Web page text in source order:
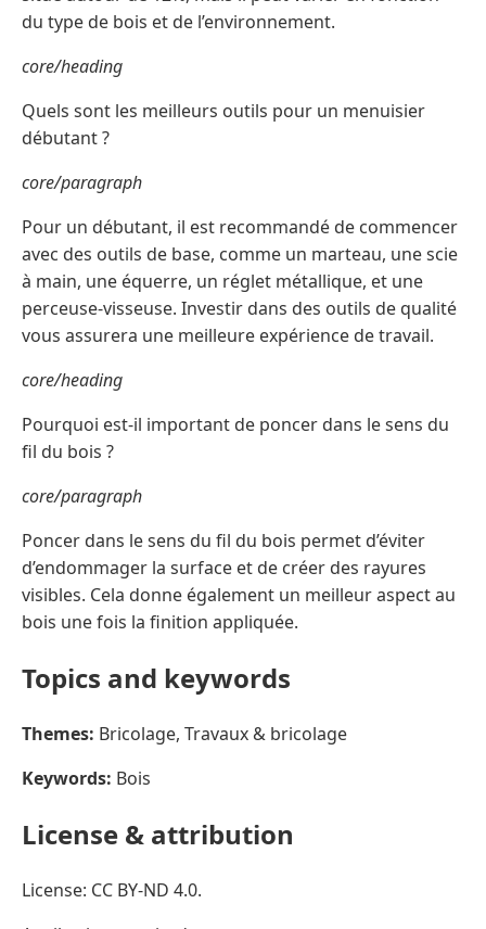
du type de bois et de l’environnement.
core/heading
Quels sont les meilleurs outils pour un menuisier
débutant ?
core/paragraph
Pour un débutant, il est recommandé de commencer
avec des outils de base, comme un marteau, une scie
à main, une équerre, un réglet métallique, et une
perceuse-visseuse. Investir dans des outils de qualité
vous assurera une meilleure expérience de travail.
core/heading
Pourquoi est-il important de poncer dans le sens du
fil du bois ?
core/paragraph
Poncer dans le sens du fil du bois permet d’éviter
d’endommager la surface et de créer des rayures
visibles. Cela donne également un meilleur aspect au
bois une fois la finition appliquée.
Topics and keywords
Themes: Bricolage, Travaux & bricolage
Keywords: Bois
License & attribution
License: CC BY-ND 4.0.